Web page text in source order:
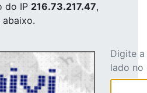
do IP 216.73.217.47,
Digite
lado no